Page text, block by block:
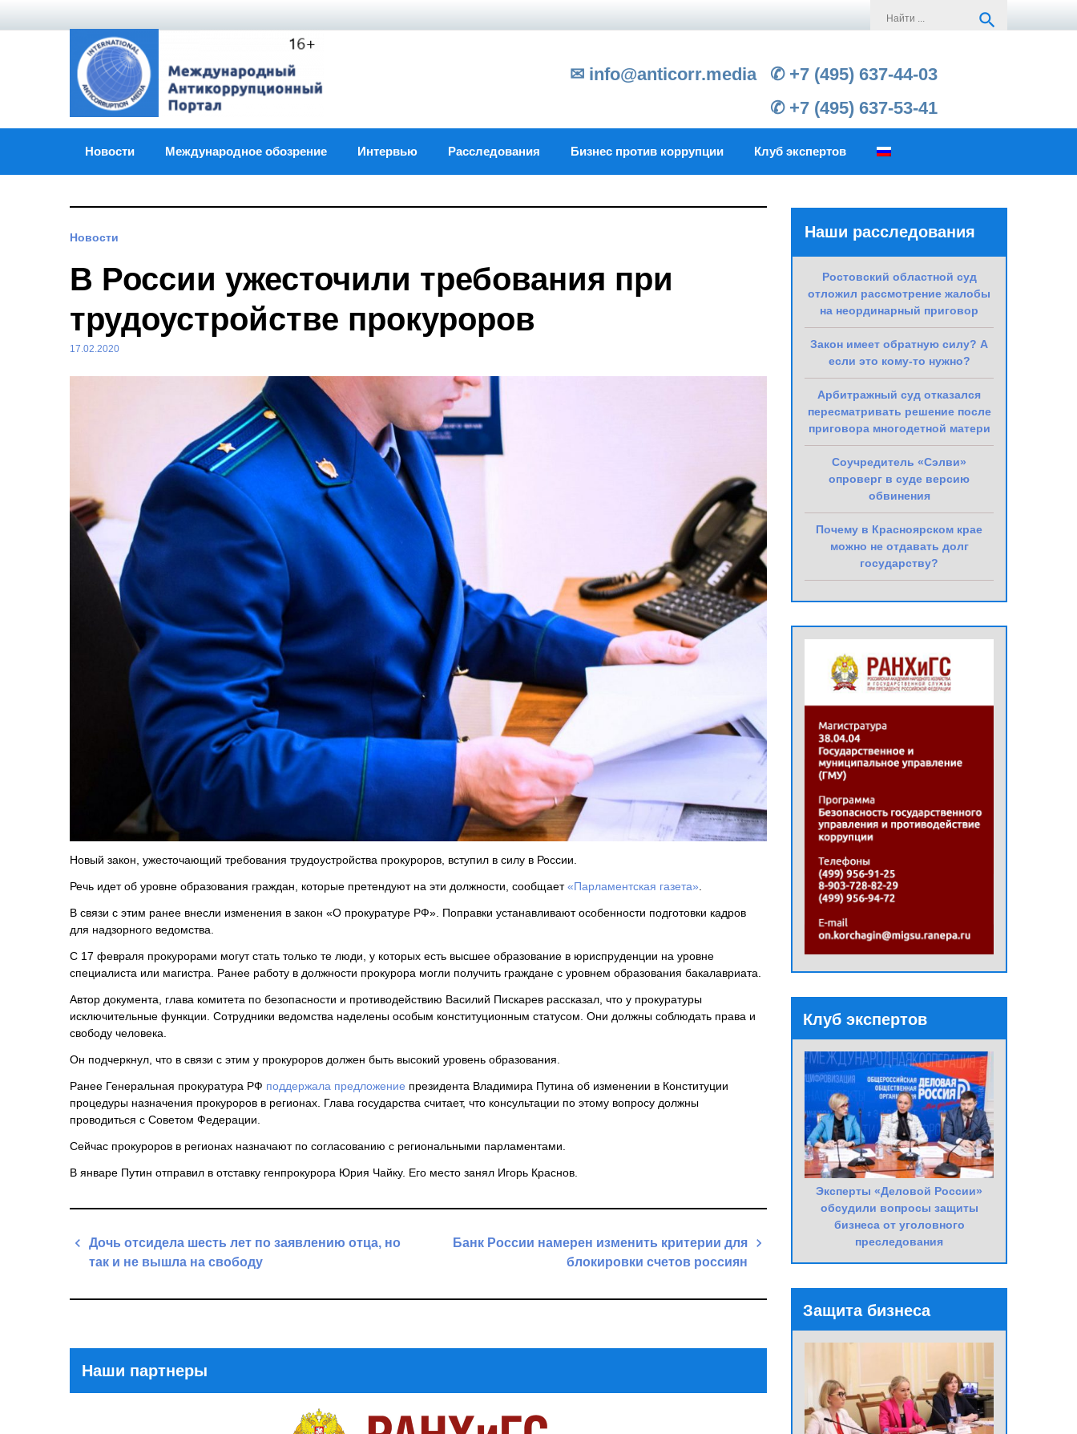
search
✉ info@anticorr.media
✆ +7 (495) 637-44-03
✆ +7 (495) 637-53-41
Новости Международное обозрение Интервью Расследования Бизнес против коррупции Клуб экспертов
Новости
В России ужесточили требования при
трудоустройстве прокуроров
17.02.2020
Новый закон, ужесточающий требования трудоустройства прокуроров, вступил в силу в России.
Речь идет об уровне образования граждан, которые претендуют на эти должности, сообщает«Парламентская газета»
В связи с этим ранее внесли изменения в закон «О прокуратуре РФ». Поправки устанавливают особенности подготовки кадров
для надзорного ведомства.
С 17 февраля прокурорами могут стать только те люди, у которых есть высшее образование в юриспруденции на уровне
специалиста или магистра. Ранее работу в должности прокурора могли получить граждане с уровнем образования бакалавриата.
Автор документа, глава комитета по безопасности и противодействию Василий Пискарев рассказал, что у прокуратуры
исключительные функции. Сотрудники ведомства наделены особым конституционным статусом. Они должны соблюдать права и
свободу человека.
Он подчеркнул, что в связи с этим у прокуроров должен быть высокий уровень образования.
Ранее Генеральная прокуратура РФ поддержала предложение президента Владимира Путина об изменении в Конституции
процедуры назначения прокуроров в регионах. Глава государства считает, что консультации по этому вопросу должны
проводиться с Советом Федерации.
Сейчас прокуроров в регионах назначают по согласованию с региональными парламентами.
В январе Путин отправил в отставку генпрокурора Юрия Чайку. Его место занял Игорь Краснов.
Навигация
по
Дочь отсидела шесть лет по заявлению отца, но
так и не вышла на свободу
Банк России намерен изменить критерии для
блокировки счетов россиян
Наши партнеры
Наши расследования
Ростовский областной суд
отложил рассмотрение жалобы
на неординарный приговор
Закон имеет обратную силу? А
если это кому-то нужно?
Арбитражный суд отказался
пересматривать решение после
приговора многодетной матери
Соучредитель «Сэлви»
опроверг в суде версию
обвинения
Почему в Красноярском крае
можно не отдавать долг
государству?
Клуб экспертов
Эксперты «Деловой России»
обсудили вопросы защиты
бизнеса от уголовного
преследования
Защита бизнеса